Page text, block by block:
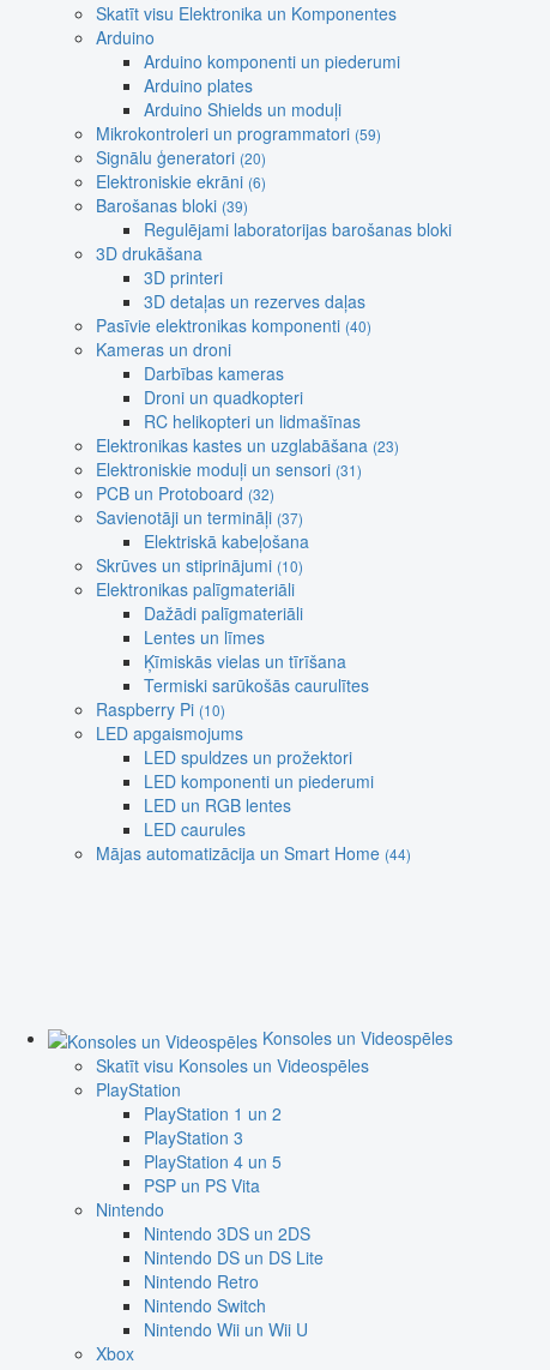
Skatīt visu Elektronika un Komponentes
Arduino
Arduino komponenti un piederumi
Arduino plates
Arduino Shields un moduļi
Mikrokontroleri un programmatori (59)
Signālu ģeneratori (20)
Elektroniskie ekrāni (6)
Barošanas bloki (39)
Regulējami laboratorijas barošanas bloki
3D drukāšana
3D printeri
3D detaļas un rezerves daļas
Pasīvie elektronikas komponenti (40)
Kameras un droni
Darbības kameras
Droni un quadkopteri
RC helikopteri un lidmašīnas
Elektronikas kastes un uzglabāšana (23)
Elektroniskie moduļi un sensori (31)
PCB un Protoboard (32)
Savienotāji un termināļi (37)
Elektriskā kabeļošana
Skrūves un stiprinājumi (10)
Elektronikas palīgmateriāli
Dažādi palīgmateriāli
Lentes un līmes
Ķīmiskās vielas un tīrīšana
Termiski sarūkošās caurulītes
Raspberry Pi (10)
LED apgaismojums
LED spuldzes un prožektori
LED komponenti un piederumi
LED un RGB lentes
LED caurules
Mājas automatizācija un Smart Home (44)
Konsoles un Videospēles
Skatīt visu Konsoles un Videospēles
PlayStation
PlayStation 1 un 2
PlayStation 3
PlayStation 4 un 5
PSP un PS Vita
Nintendo
Nintendo 3DS un 2DS
Nintendo DS un DS Lite
Nintendo Retro
Nintendo Switch
Nintendo Wii un Wii U
Xbox